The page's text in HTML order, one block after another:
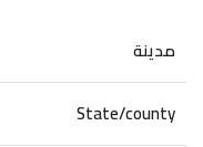
مدينة
State/county